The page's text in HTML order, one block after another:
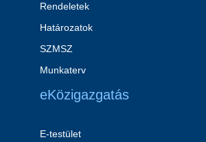
Rendeletek
Határozatok
SZMSZ
Munkaterv
eKözigazgatás
E-testület